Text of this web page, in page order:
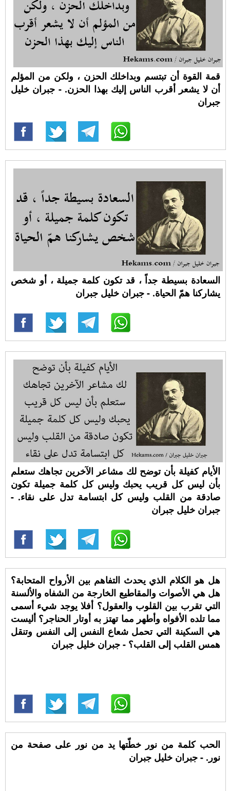
قمة القوة أن تبتسم وبداخلك الحزن ، ولكن من المؤلم
أن لا يشعر أقرب الناس إليك بهذا الحزن. - جبران خليل
جبران
السعادة بسيطة جداً ، قد تكون كلمة جميلة ، أو شخص
يشاركنا همّ الحياة. - جبران خليل جبران
الأيام كفيلة بأن توضح لك مشاعر الآخرين تجاهك ستعلم
بأن ليس كل قريب يحبك وليس كل كلمة جميلة تكون
صادقة من القلب وليس كل ابتسامة تدل على نقاء. -
جبران خليل جبران
هل هو الكلام الذي يحدث التفاهم بين الأرواح المتحابة؟
هل هي الأصوات والمقاطيع الخارجة من الشفاه والألسنة
التي تقرب بين القلوب والعقول؟ أفلا يوجد شيء أسمى
مما تلده الأفواه وأطهر مما تهتز به أوتار الحناجر؟ أليست
هي السكينة التي تحمل شعاع النفس إلى النفس وتنقل
همس القلب إلى القلب؟ - جبران خليل جبران
ﺍﻟﺤﺐ ﻛﻠﻤﺔ ﻣﻦ ﻧﻮﺭ ﺧﻄّﺘﻬﺎ ﻳﺪ ﻣﻦ ﻧﻮﺭ ﻋﻠﻰ ﺻﻔﺤﺔ ﻣﻦ
ﻧﻮﺭ. - جبران خليل جبران